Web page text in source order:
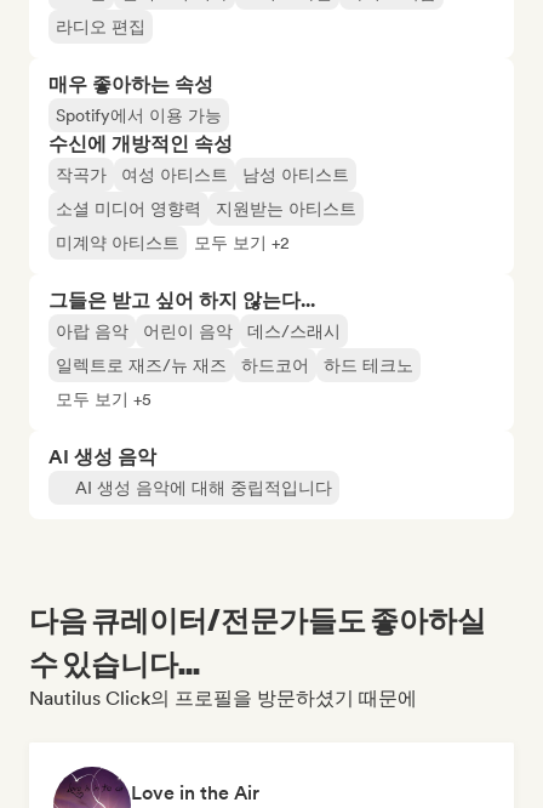
라디오 편집
매우 좋아하는 속성
Spotify에서 이용 가능
수신에 개방적인 속성
작곡가 여성 아티스트
남성 아티스트
소셜 미디어 영향력
지원받는 아티스트
미계약 아티스트
모두 보기 +2
그들은 받고 싶어 하지 않는다...
아랍 음악 어린이 음악
데스/스래시
일렉트로 재즈/뉴 재즈
하드코어
하드 테크노
모두 보기 +5
AI 생성 음악
AI 생성 음악에 대해 중립적입니다
다음 큐레이터/전문가들도 좋아하실
수 있습니다...
Nautilus Click의 프로필을 방문하셨기 때문에
Love in the Air